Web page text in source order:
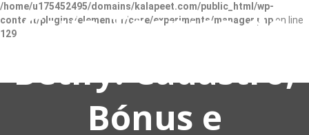
/home/u175452495/domains/kalapeet.com/public_html/wp-
content/plugins/elementor/core/experiments/manager.php on line
129 Guia Técnico do
Betify: Cadastro,
Bónus e